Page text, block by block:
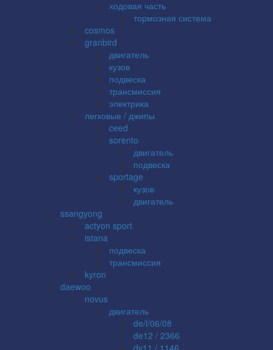
ходовая часть
тормозная система
cosmos
granbird
двигатель
кузов
подвеска
трансмиссия
электрика
легковые / джипы
ceed
sorento
двигатель
подвеска
sportage
кузов
двигатель
ssangyong
actyon sport
istana
подвеска
трансмиссия
kyron
daewoo
novus
двигатель
de/l/06/08
de12 / 2366
dv11 / 1146